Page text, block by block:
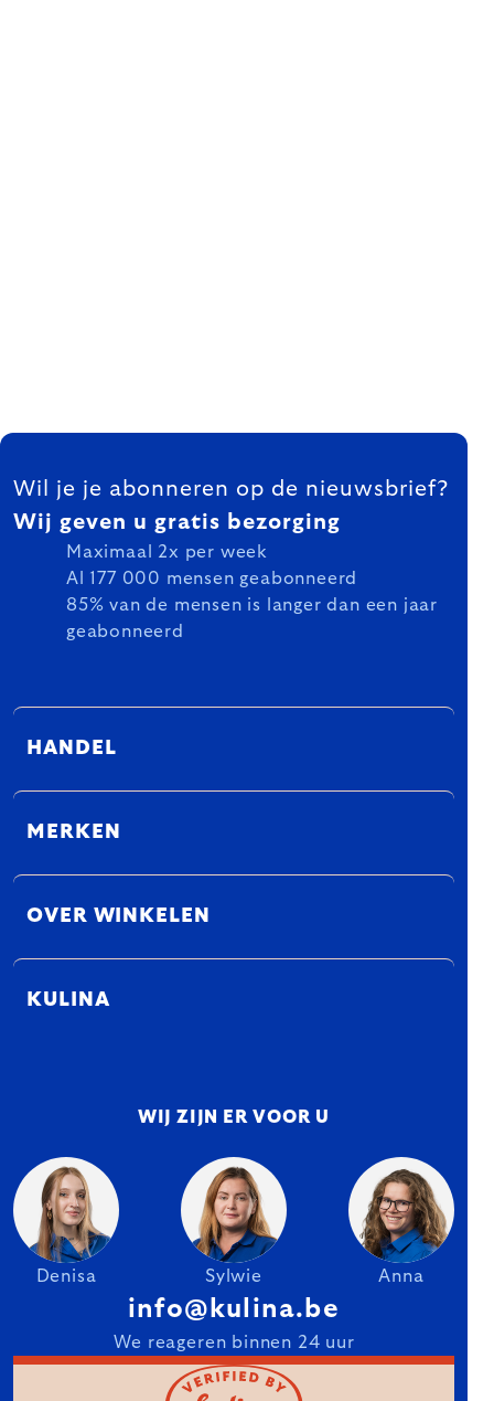
FOOTER
Wil je je abonneren op de nieuwsbrief?
Wij geven u gratis bezorging
Maximaal 2x per week
Al 177 000 mensen geabonneerd
85% van de mensen is langer dan een jaar
geabonneerd
HANDEL
MERKEN
OVER WINKELEN
KULINA
WIJ ZIJN ER VOOR U
Denisa Sylwie Anna
info@kulina.be
We reageren binnen 24 uur